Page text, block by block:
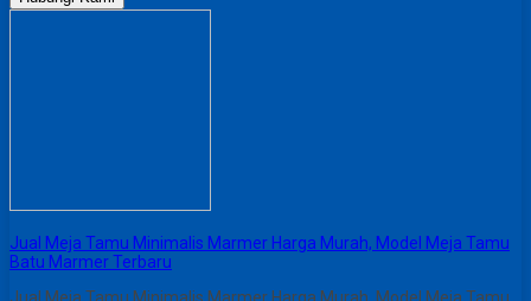
Jual Meja Tamu Minimalis Marmer Harga Murah, Model Meja Tamu
Batu Marmer Terbaru